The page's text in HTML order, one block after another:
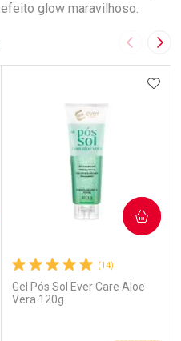
glow maravilhoso.
Imagem
AOS FAVORITOS
(14)
Gel Pós Sol Ever Care Aloe
Vera 120g
COMPRAR